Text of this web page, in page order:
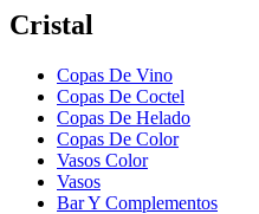
Cristal
Copas De Vino
Copas De Coctel
Copas De Helado
Copas De Color
Vasos Color
Vasos
Bar Y Complementos